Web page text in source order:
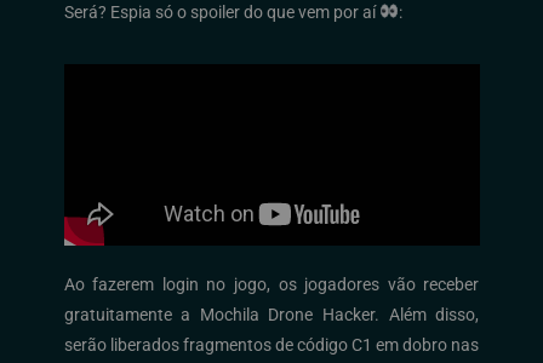
Será? Espia só o spoiler do que vem poraí :
Ao fazerem login no jogo, os jogadores vão receber
gratuitamente a Mochila Drone Hacker. Além disso,
serão liberados fragmentos de código C1 em dobro nas